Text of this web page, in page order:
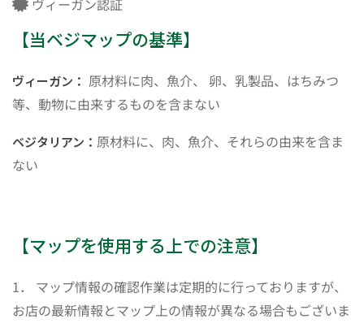
ヴィーガン認証
【当ベジマップの基準】
ヴィーガン： 原材料に肉、魚介、 卵、乳製品、はちみつ
等、動物に由来するものを含まない
ベジタリアン： 原材料に、肉、魚介、それらの由来を含ま
ない
【マップを使用する上での注意】
1． マップ情報の確認作業は定期的に行っておりますが、
お店の最新情報とマップ上の情報が異なる場合もございま